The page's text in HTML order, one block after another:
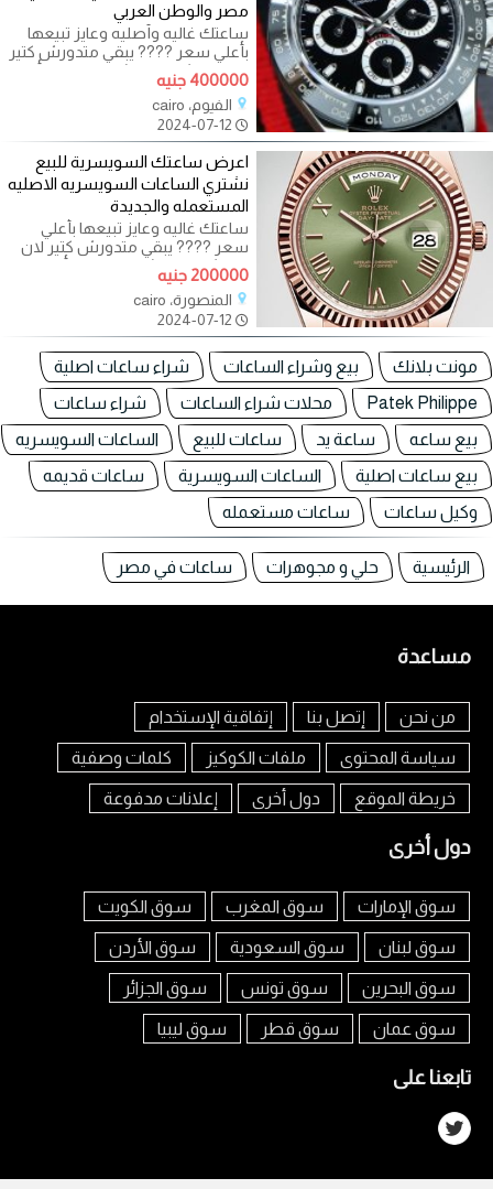
مصر والوطن العربي
ساعتك غاليه وأصليه وعايز تبيعها
بأعلي سعر ???? يبقي متدورش كتير
لان مفيش حد هيشتريها منك بأعلي
سعر
400000 جنيه
الفيوم، cairo
اعرض ساعتك السويسرية للبيع
نشتري الساعات السويسريه الاصليه
المستعمله والجديدة
ساعتك غاليه وعايز تبيعها بأعلي
سعر ???? يبقي متدورش كتير لان
مفيش حد هيشتريها منك بأعلي
سعر وأنت في
200000 جنيه
المنصورة، cairo
مونت بلانك بيع وشراء الساعات
شراء ساعات اصلية
Patek Philippe
محلات شراء الساعات
شراء ساعات
بيع ساعه
ساعة يد ساعات للبيع
الساعات السويسريه
بيع ساعات اصلية
الساعات السويسرية
ساعات قديمه
وكيل ساعات
ساعات مستعمله
الرئيسية حلي و مجوهرات ساعات في مصر
مساعدة
من نحن إتصل بنا إتفاقية الإستخدام
سياسة المحتوى ملفات الكوكيز كلمات وصفية
خريطة الموقع دول أخرى إعلانات مدفوعة
دول أخرى
سوق الإمارات سوق المغرب سوق الكويت
سوق لبنان سوق السعودية سوق الأردن
سوق البحرين سوق تونس سوق الجزائر
سوق عمان سوق قطر سوق ليبيا
تابعنا على